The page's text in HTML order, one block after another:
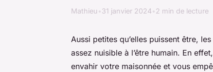
Mathieu •31 janvier 2024•2 min de lecture
Aussi petites qu’elles puissent être,
assez nuisible à l’être humain. En
envahir votre maisonnée et vous